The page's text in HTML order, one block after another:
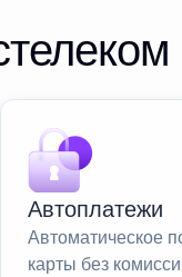
Автоплатежи
Автоматическое
карты без